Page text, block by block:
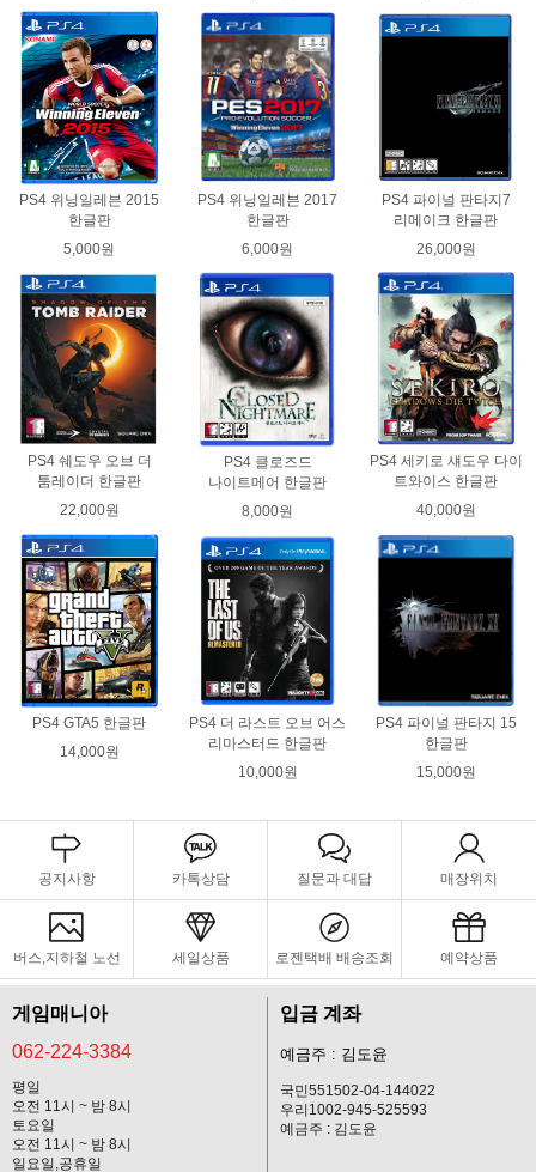
PS4 위닝일레븐 2015
한글판
5,000원
PS4 위닝일레븐 2017
한글판
6,000원
PS4 파이널 판타지7
리메이크 한글판
26,000원
PS4 쉐도우 오브 더
툼레이더 한글판
22,000원
PS4 클로즈드
나이트메어 한글판
8,000원
PS4 세키로 섀도우 다이
트와이스 한글판
40,000원
PS4 GTA5 한글판
14,000원
PS4 더 라스트 오브 어스
리마스터드 한글판
10,000원
PS4 파이널 판타지 15
한글판
15,000원
공지사항 카톡상담 질문과 대답 매장위치
버스,지하철 노선 세일상품 로젠택배 배송조회 예약상품
게임매니아
062-224-3384
평일
오전 11시 ~ 밤 8시
토요일
오전 11시 ~ 밤 8시
일요일,공휴일
입금 계좌
예금주 : 김도윤
국민551502-04-144022
우리1002-945-525593
예금주 : 김도윤